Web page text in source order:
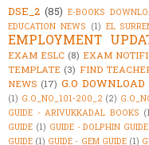
DSE_2 (85) E-BOOKS
EDUCATION NEWS (1) EL
EMPLOYMENT
EXAM ESLC (8) EXAM
TEMPLATE (3) FIND
NEWS (17) G.O DOWNLOAD
(1) G.O_NO_101-200_2 (2)
GUIDE - ARIVUKKADAL BOOKS
GUIDE (1) GUIDE - DOLPHIN GUIDE
GUIDE (1) GUIDE - GEM GUIDE (1)